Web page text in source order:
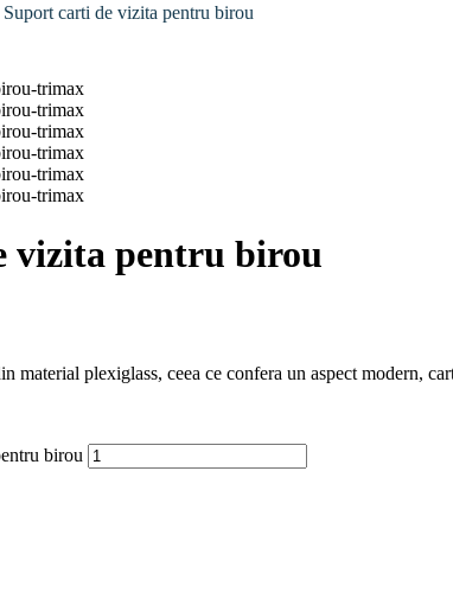
Suport carti de vizita pentru birou
vizita pentru birou
material plexiglass, ceea ce confera un aspect modern,
birou